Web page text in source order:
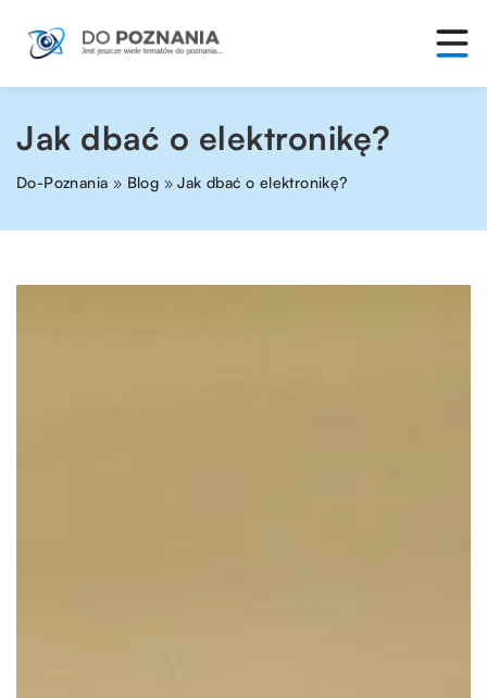
Jak dbać o elektronikę?
Do-Poznania » Blog »Jak dbać o elektronikę?